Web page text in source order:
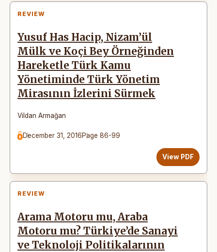
REVIEW
Yusuf Has Hacip, Nizam’ül
Mülk ve Koçi Bey Örneğinden
Hareketle Türk Kamu
Yönetiminde Türk Yönetim
Mirasının İzlerini Sürmek
Vildan Armağan
December 31, 2016Page 86-99
View PDF
REVIEW
Arama Motoru mu, Araba
Motoru mu? Türkiye’de Sanayi
ve Teknoloji Politikalarının